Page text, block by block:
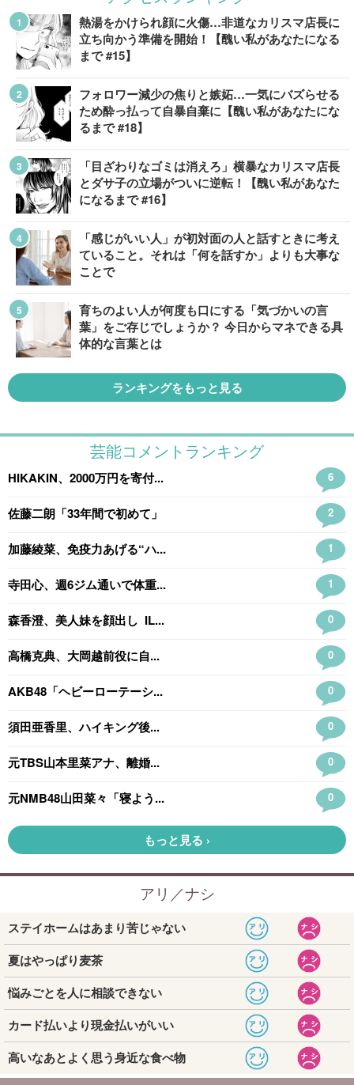
熱湯をかけられ顔に火傷…非道なカリスマ店長に
立ち向かう準備を開始！【醜い私があなたになる
まで #15】
フォロワー減少の焦りと嫉妬…一気にバズらせる
ため酔っ払って自暴自棄に【醜い私があなたにな
るまで #18】
「目ざわりなゴミは消えろ」横暴なカリスマ店長
とダサ子の立場がついに逆転！【醜い私があなた
になるまで #16】
「感じがいい人」が初対面の人と話すときに考え
ていること。それは「何を話すか」よりも大事な
ことで
育ちのよい人が何度も口にする「気づかいの言
葉」をご存じでしょうか？ 今日からマネできる具
体的な言葉とは
ランキングをもっと見る